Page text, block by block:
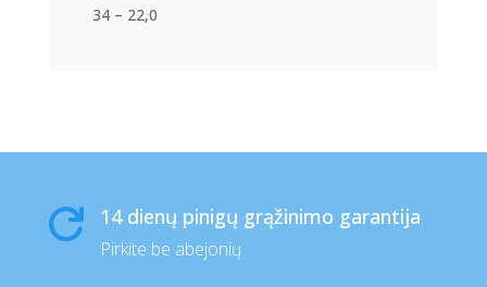
34 – 22,0
 14 dienų pinigų grąžinimo garantija
Pirkite be abejonių